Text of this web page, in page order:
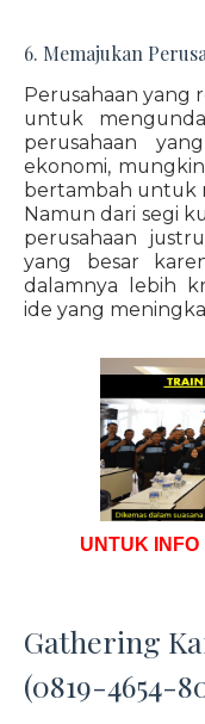
6. Memajukan
Perusahaan yang
untuk
perusahaan
ekonomi,
bertambah untuk
Namun dari segi
perusahaan
yang besar
dalamnya lebih
ide yang
UNTUK
Gathering
(0819-4654-